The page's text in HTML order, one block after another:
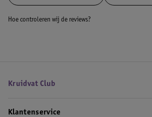
Hoe controleren wij de reviews?
Kruidvat Club
Klantenservice